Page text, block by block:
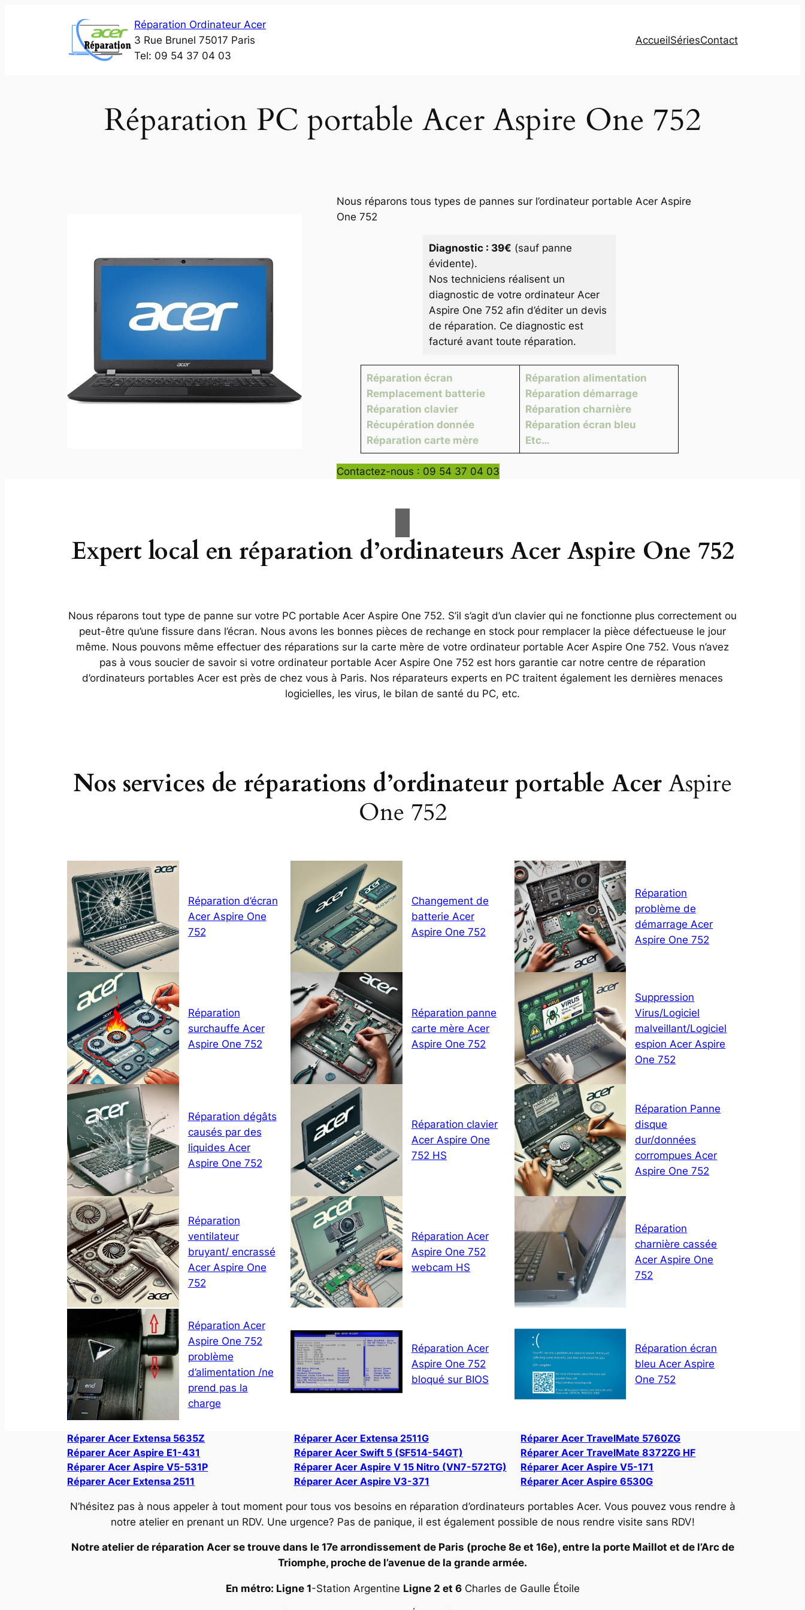
Réparation Ordinateur Acer
3 Rue Brunel 75017 Paris
Tel: 09 54 37 04 03
AccueilSériesContact
Réparation PC portable Acer Aspire One 752
Nous réparons tous types de pannes sur l’ordinateur portable Acer Aspire
One 752
Diagnostic : 39€ (sauf panne
évidente).
Nos techniciens réalisent un
diagnostic de votre ordinateur Acer
Aspire One 752 afin d’éditer un devis
de réparation. Ce diagnostic est
facturé avant toute réparation.
Réparation écran
Remplacement batterie
Réparation clavier
Récupération donnée
Réparation carte mère
Réparation alimentation
Réparation démarrage
Réparation charnière
Réparation écran bleu
Etc…
Contactez-nous : 09 54 37 04 03
Expert local en réparation d’ordinateurs Acer Aspire One 752
Nous réparons tout type de panne sur votre PC portable Acer Aspire One 752. S’il s’agit d’un clavier qui ne fonctionne plus correctement ou
peut-être qu’une fissure dans l’écran. Nous avons les bonnes pièces de rechange en stock pour remplacer la pièce défectueuse le jour
même. Nous pouvons même effectuer des réparations sur la carte mère de votre ordinateur portable Acer Aspire One 752. Vous n’avez
pas à vous soucier de savoir si votre ordinateur portable Acer Aspire One 752 est hors garantie car notre centre de réparation
d’ordinateurs portables Acer est près de chez vous à Paris. Nos réparateurs experts en PC traitent également les dernières menaces
logicielles, les virus, le bilan de santé du PC, etc.
Nos services de réparations d’ordinateur portable Acer Aspire
One 752
Réparation d’écran
Acer Aspire One
752
Changement de
batterie Acer
Aspire One 752
Réparation
problème de
démarrage Acer
Aspire One 752
Réparation
surchauffe Acer
Aspire One 752
Réparation panne
carte mère Acer
Aspire One 752
Suppression
Virus/Logiciel
malveillant/Logiciel
espion Acer Aspire
One 752
Réparation dégâts
causés par des
liquides Acer
Aspire One 752
Réparation clavier
Acer Aspire One
752 HS
Réparation Panne
disque
dur/données
corrompues Acer
Aspire One 752
Réparation
ventilateur
bruyant/ encrassé
Acer Aspire One
752
Réparation Acer
Aspire One 752
webcam HS
Réparation
charnière cassée
Acer Aspire One
752
Réparation Acer
Aspire One 752
problème
d’alimentation /ne
prend pas la
charge
Réparation Acer
Aspire One 752
bloqué sur BIOS
Réparation écran
bleu Acer Aspire
One 752
Réparer Acer Extensa 5635Z
Réparer Acer Aspire E1-431
Réparer Acer Aspire V5-531P
Réparer Acer Extensa 2511
Réparer Acer Extensa 2511G
Réparer Acer Swift 5 (SF514-54GT)
Réparer Acer Aspire V 15 Nitro (VN7-572TG)
Réparer Acer Aspire V3-371
Réparer Acer TravelMate 5760ZG
Réparer Acer TravelMate 8372ZG HF
Réparer Acer Aspire V5-171
Réparer Acer Aspire 6530G
N’hésitez pas à nous appeler à tout moment pour tous vos besoins en réparation d’ordinateurs portables Acer. Vous pouvez vous rendre à
notre atelier en prenant un RDV. Une urgence? Pas de panique, il est également possible de nous rendre visite sans RDV!
Notre atelier de réparation Acer se trouve dans le 17e arrondissement de Paris (proche 8e et 16e), entre la porte Maillot et de l’Arc de
Triomphe, proche de l’avenue de la grande armée.
En métro: Ligne 1-Station Argentine Ligne 2 et 6Charles de Gaulle Étoile